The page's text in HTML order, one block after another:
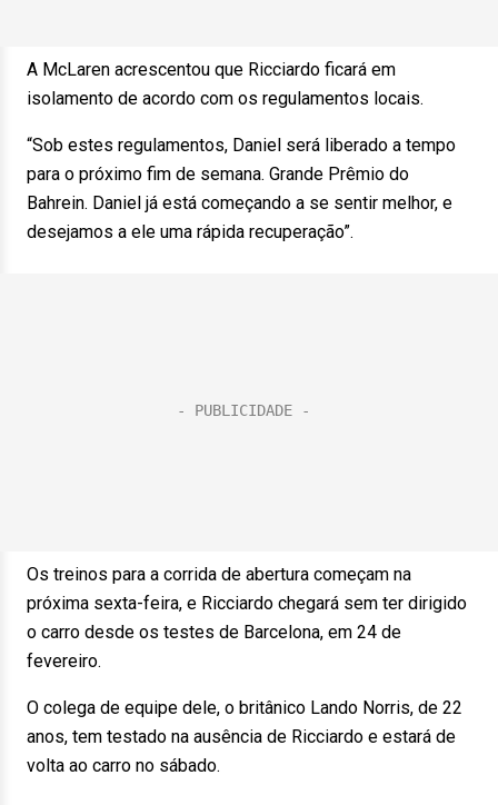
A McLaren acrescentou que Ricciardo ficará em
isolamento de acordo com os regulamentos locais.
“Sob estes regulamentos, Daniel será liberado a tempo
para o próximo fim de semana. Grande Prêmio do
Bahrein. Daniel já está começando a se sentir melhor, e
desejamos a ele uma rápida recuperação”.
Os treinos para a corrida de abertura começam na
próxima sexta-feira, e Ricciardo chegará sem ter dirigido
o carro desde os testes de Barcelona, em 24 de
fevereiro.
O colega de equipe dele, o britânico Lando Norris, de 22
anos, tem testado na ausência de Ricciardo e estará de
volta ao carro no sábado.